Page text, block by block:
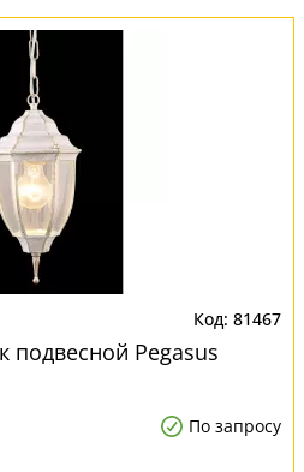
81467
подвесной Pegasus
По запросу